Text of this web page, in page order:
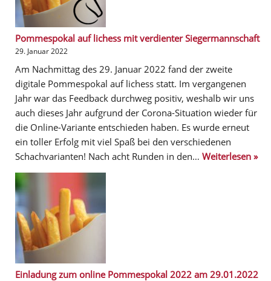
Pommespokal auf lichess mit verdienter Siegermannschaft
29. Januar 2022
Am Nachmittag des 29. Januar 2022 fand der zweite
digitale Pommespokal auf lichess statt. Im vergangenen
Jahr war das Feedback durchweg positiv, weshalb wir uns
auch dieses Jahr aufgrund der Corona-Situation wieder für
die Online-Variante entschieden haben. Es wurde erneut
ein toller Erfolg mit viel Spaß bei den verschiedenen
Schachvarianten! Nach acht Runden in den… Weiterlesen »
Einladung zum online Pommespokal 2022 am 29.01.2022